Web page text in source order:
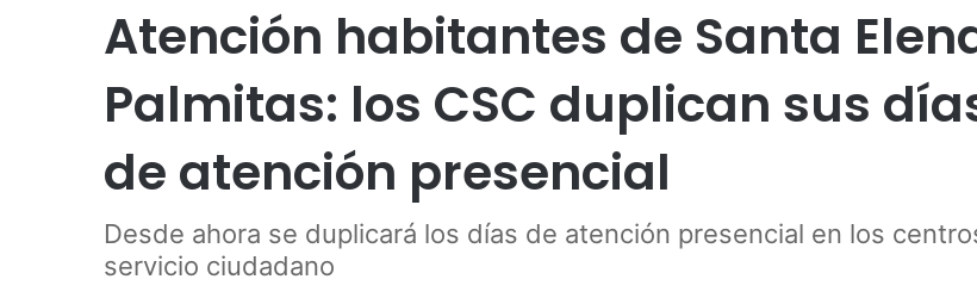
Atención habitantes de Santa
Palmitas: los CSC duplican sus
de atención presencial
Desde ahora se duplicará los días de atención presencial en los
servicio ciudadano